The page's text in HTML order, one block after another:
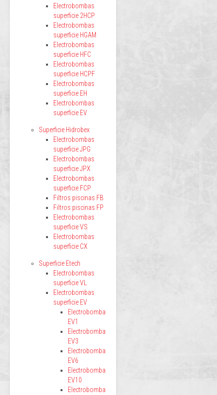
Electrobombas
superficie 2HCP
Electrobombas
superficie HGAM
Electrobombas
superficie HFC
Electrobombas
superficie HCPF
Electrobombas
superficie EH
Electrobombas
superficie EV
Superficie Hidrobex
Electrobombas
superficie JPG
Electrobombas
superficie JPX
Electrobombas
superficie FCP
Filtros piscinas FB
Filtros piscinas FP
Electrobombas
superficie VS
Electrobombas
superficie CX
Superficie Etech
Electrobombas
superficie VL
Electrobombas
superficie EV
Electrobomba
EV1
Electrobomba
EV3
Electrobomba
EV6
Electrobomba
EV10
Electrobomba